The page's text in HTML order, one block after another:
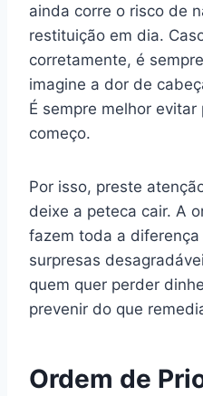
ainda corre o risco de
restituição em dia.
corretamente, é
imagine a dor de
É sempre melhor
começo.
Por isso, preste
deixe a peteca cair. A
fazem toda a
surpresas
quem quer perder
prevenir do que
Ordem de